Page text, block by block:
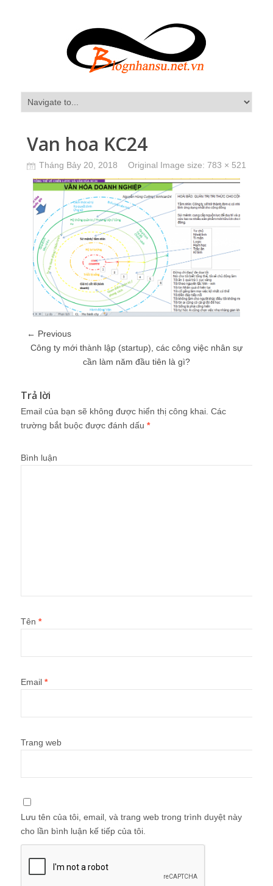
Van hoa KC24
Tháng Bảy 20, 2018 Original Image size: 783 × 521
← Previous
Công ty mới thành lập (startup), các công việc nhân sự
cần làm năm đầu tiên là gì?
Trả lời
Email của bạn sẽ không được hiển thị công khai. Các
trường bắt buộc được đánh dấu *
Bình luận
Tên *
Email *
Trang web
Lưu tên của tôi, email, và trang web trong trình duyệt này
cho lần bình luận kế tiếp của tôi.